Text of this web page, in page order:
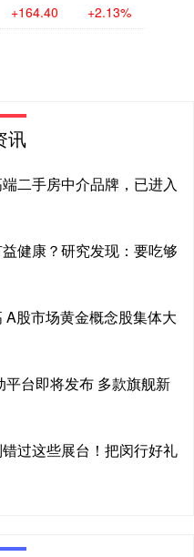
+164.40 +2.13%
讯
二手房中介品牌，已进入
健康？研究发现：要吃够
股市场黄金概念股集体大
台即将发布 多款旗舰新
过这些展台！把闵行好礼